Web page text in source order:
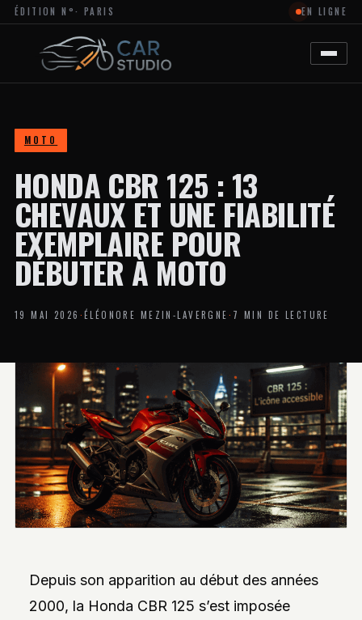
ÉDITION N°
MAGAZINE
DÉDIÉ
L’ACTUALITÉ
AUTOMOBILE
ET
MOTO,
LA
PERSONNALISATION
ET
AUX
TENDANCES
CRÉATIVES
DANS
L’UNIVERS
LE
DES
INTERVIEWS
EXCLUSIVES
DESIGNERS,
DES
REPORTAGES
PHOTO
INSPIRANTS,
DES
ANALYSES
DE
NOUVEAUTÉS
SUR
DANS
· PARIS EN LIGNE
MOTO
HONDA CBR 125 : 13
CHEVAUX ET UNE FIABILITÉ
EXEMPLAIRE POUR
DÉBUTER À MOTO
19 MAI 2026 ·ÉLÉONORE MEZIN-LAVERGNE· 7 MIN DE LECTURE
Depuis son apparition au début des années
2000, la Honda CBR 125 s’est imposée